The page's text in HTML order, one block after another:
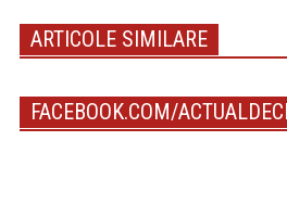
ARTICOLE SIMILARE
FACEBOOK.COM/